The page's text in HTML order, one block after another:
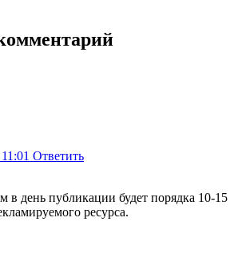
Ответить
в день публикации будет порядка 10-15
ресурса.